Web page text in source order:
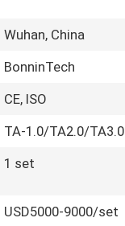
Wuhan, China
BonninTech
CE, ISO
TA-1.0/TA2.0/TA3.0
1 set
USD5000-9000/set